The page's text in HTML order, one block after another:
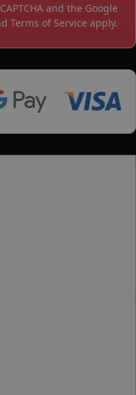
and the Google
Terms of Service apply.